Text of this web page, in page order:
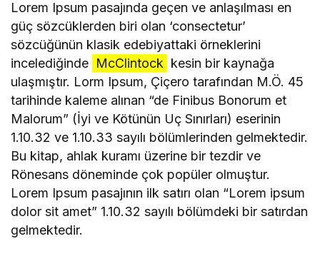
Lorem Ipsum pasajında geçen ve anlaşılması en
güç sözcüklerden biri olan ‘consectetur’
sözcüğünün klasik edebiyattaki örneklerini
incelediğinde McClintock kesin bir kaynağa
ulaşmıştır. Lorm Ipsum, Çiçero tarafından M.Ö. 45
tarihinde kaleme alınan “de Finibus Bonorum et
Malorum” (İyi ve Kötünün Uç Sınırları) eserinin
1.10.32 ve 1.10.33 sayılı bölümlerinden gelmektedir.
Bu kitap, ahlak kuramı üzerine bir tezdir ve
Rönesans döneminde çok popüler olmuştur.
Lorem Ipsum pasajının ilk satırı olan “Lorem ipsum
dolor sit amet” 1.10.32 sayılı bölümdeki bir satırdan
gelmektedir.